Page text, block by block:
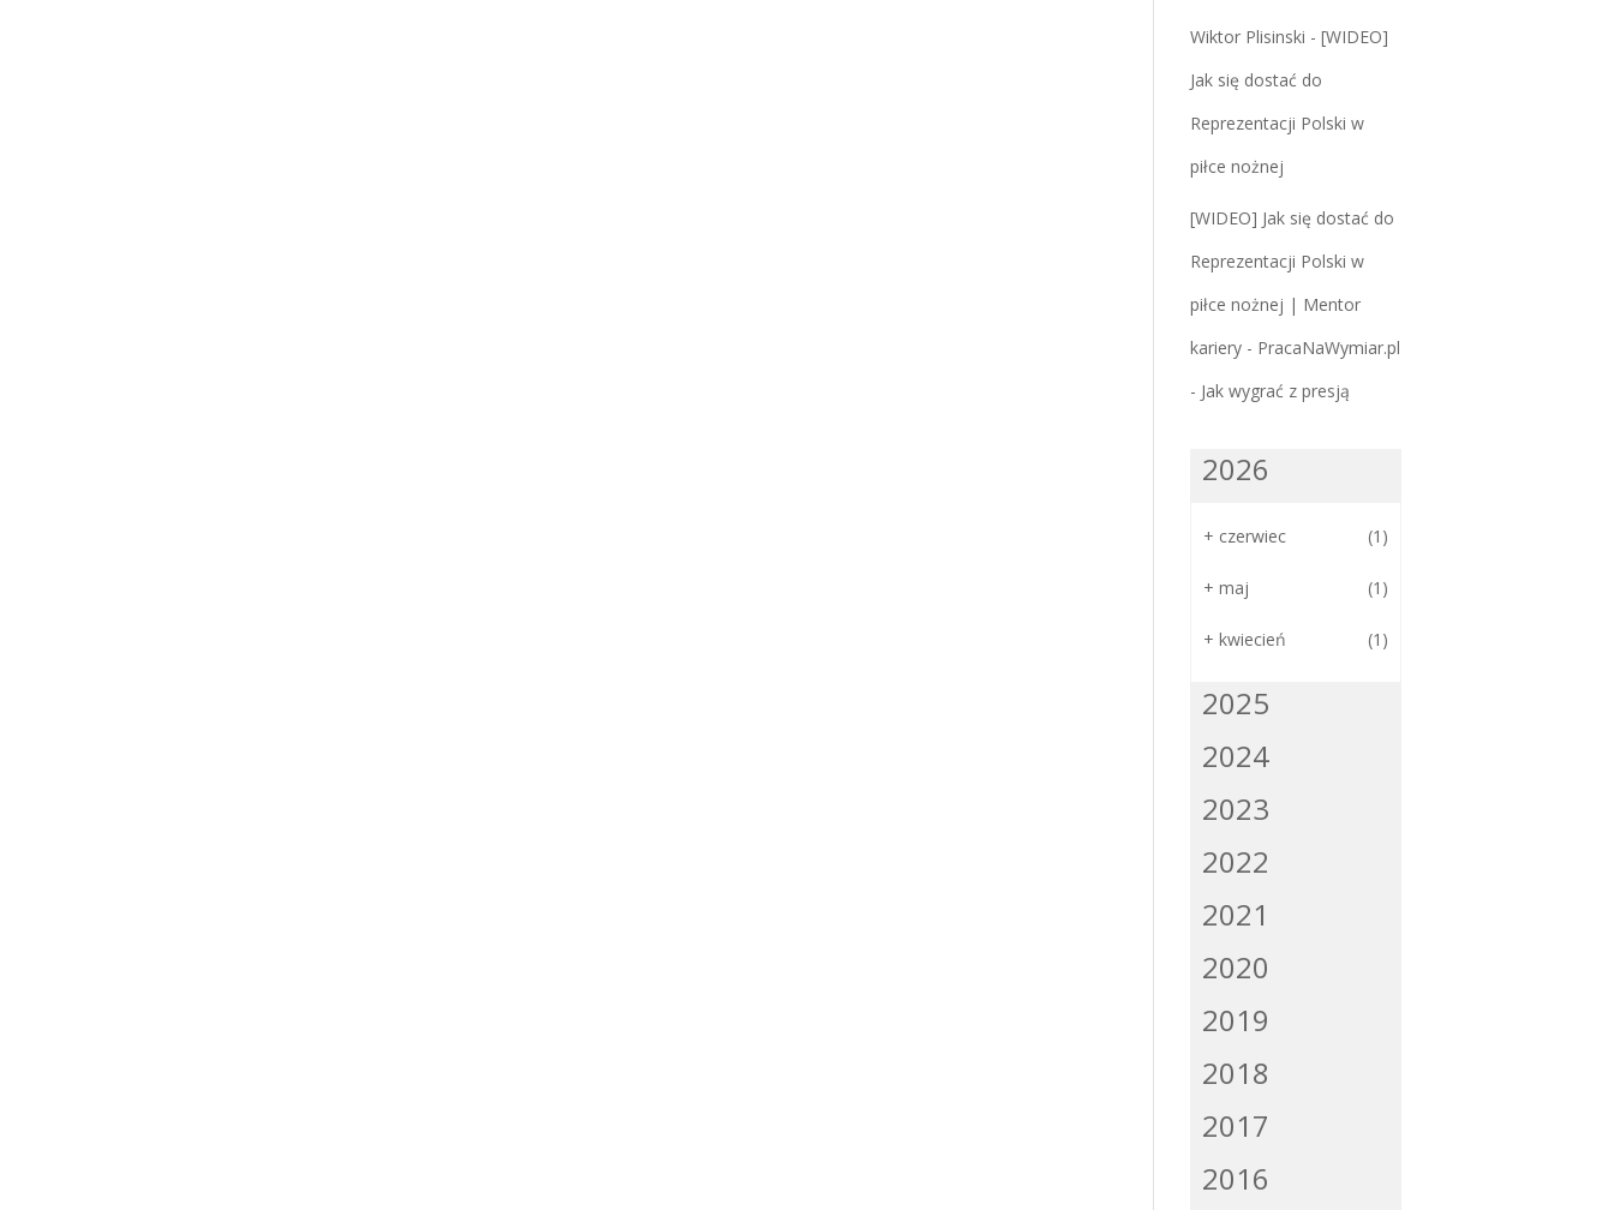
Wiktor Plisinski - [WIDEO]
Jak się dostać do
Reprezentacji Polski w
piłce nożnej
[WIDEO] Jak się dostać do
Reprezentacji Polski w
piłce nożnej | Mentor
kariery - PracaNaWymiar.pl
- Jak wygrać z presją
2026
+ czerwiec (1)
+ maj (1)
+ kwiecień (1)
2025
2024
2023
2022
2021
2020
2019
2018
2017
2016